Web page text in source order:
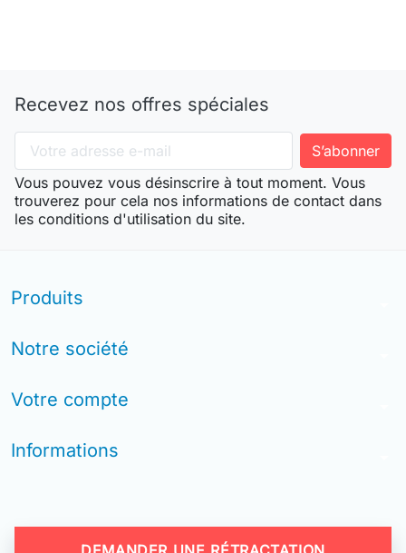
Recevez nos offres spéciales
Vous pouvez vous désinscrire à tout moment. Vous
trouverez pour cela nos informations de contact dans
les conditions d'utilisation du site.
Produits
Notre société
Votre compte
Informations